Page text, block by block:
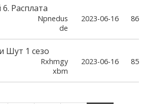
Расплата
Npnedus
de
2023-06-16 86
Шут 1 сезо
Rxhmgy
xbm
2023-06-16 85